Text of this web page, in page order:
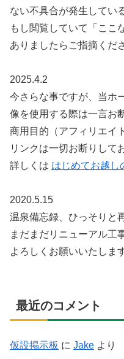
ない不具合が発生してい
もし閲覧していて「ここ
ありましたらご指摘くだ
2025.4.2
今さらな事ですが、当ホ
像を使用する際は一言お
商用目的（アフィリエイ
リンクは一切お断りして
詳しくは はじめてお越し
2020.5.15
温泉備忘録、ひっそりと
まだまだリニューアル工
よろしくお願いいたしま
最近のコメント
仮設掲示板 に Jake より